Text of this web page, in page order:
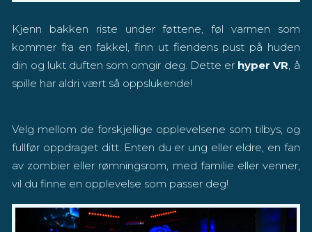
Kjenn bakken riste under føttene, føl varmen som
kommer fra en fakkel, finn ut fiendens pust på huden
din og lukt duften som omgir deg. Dette er hyper VR , å
spille har aldri vært så oppslukende!
Velg mellom de forskjellige opplevelsene som tilbys, og
fullfør oppdraget ditt. Enten du er ung eller eldre, en fan
av zombier eller rømningsrom, med familie eller venner,
vil du finne en opplevelse som passer deg!